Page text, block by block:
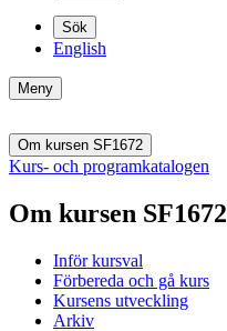
Sök
English
Meny
Om kursen SF1672
Kurs- och programkatalogen
Om kursen SF1672
Inför kursval
Förbereda och gå kurs
Kursens utveckling
Arkiv